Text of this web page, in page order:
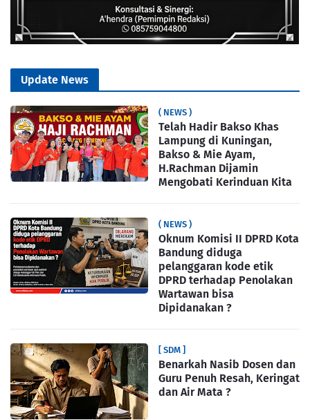
Update News
( NEWS )
Telah Hadir Bakso Khas
Lampung di Kuningan,
Bakso & Mie Ayam,
H.Rachman Dijamin
Mengobati Kerinduan Kita
( NEWS )
Oknum Komisi II DPRD Kota
Bandung diduga
pelanggaran kode etik
DPRD terhadap Penolakan
Wartawan bisa
Dipidanakan ?
[ SDM ]
Benarkah Nasib Dosen dan
Guru Penuh Resah, Keringat
dan Air Mata ?